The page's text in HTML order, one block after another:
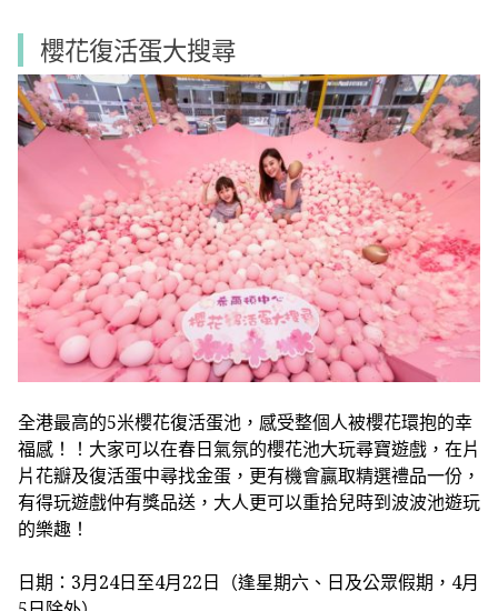
櫻花復活蛋大搜尋
全港最高的5米櫻花復活蛋池，感受整個人被櫻花環抱的幸
福感！！大家可以在春日氣氛的櫻花池大玩尋寶遊戲，在片
片花瓣及復活蛋中尋找金蛋，更有機會贏取精選禮品一份，
有得玩遊戲仲有獎品送，大人更可以重拾兒時到波波池遊玩
的樂趣！
日期：3月24日至4月22日（逢星期六、日及公眾假期，4月